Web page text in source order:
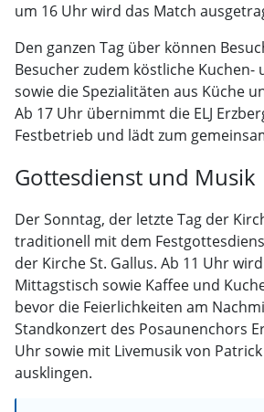
um 16 Uhr wird das Match
Den ganzen Tag über können
Besucher zudem köstliche
sowie die Spezialitäten aus Küche
Ab 17 Uhr übernimmt die ELJ
Festbetrieb und lädt zum
Gottesdienst und Musik
Der Sonntag, der letzte Tag der
traditionell mit dem
der Kirche St. Gallus. Ab 11 Uhr
Mittagstisch sowie Kaffee und
bevor die Feierlichkeiten am
Standkonzert des Posaunenchors
Uhr sowie mit Livemusik von
ausklingen.